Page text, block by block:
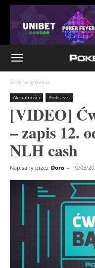
Strona główna
Aktualności Podcasts
[VIDEO]
– zapis 12.
NLH cash
Napisany przez Doro - 10/03/